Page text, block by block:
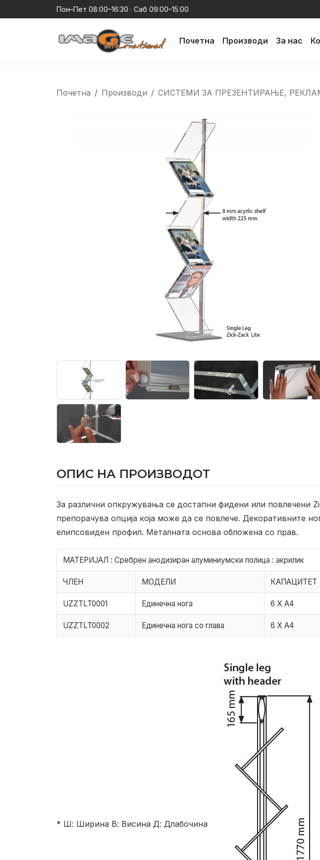
Пон–Пет 08:00–16:30 · Саб 09:00–15:00
Почетна Производи За нас
Почетна Производи СИСТЕМИ ЗА ПРЕЗЕНТИРАЊЕ,
ОПИС НА ПРОИЗВОДОТ
За различни опкружувања се достапни фидени или повлечени
препорачува опција која може да се повлече. Декоративните
елипсовиден профил. Металната основа обложена со прав.
МАТЕРИЈАЛ : Сребрен анодизиран алуминиумски полица : акрилик
ЧЛЕН МОДЕЛИ КАПАЦИТЕТ
UZZTLT0001 Единечна нога 6 X A4
UZZTLT0002 Единечна нога со глава 6 X A4
* Ш: Ширина В: Висина Д: Длабочина